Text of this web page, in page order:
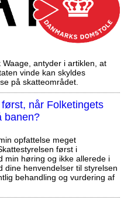
antyder i artiklen, at
vinde kan skyldes
på skatteområdet.
når Folketingets
banen?
opfattelse meget
først i
min høring og ikke allerede i
dine henvendelser til styrelsen
behandling og vurdering af